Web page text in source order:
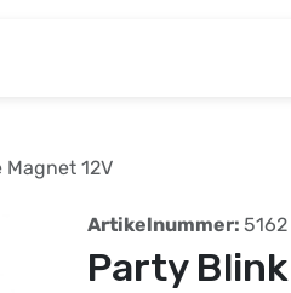
12V
Artikelnummer: 5162
Party